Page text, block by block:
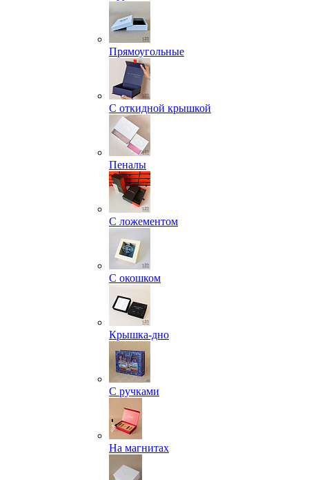
Прямоугольные
С откидной крышкой
Пеналы
С ложементом
С окошком
Крышка-дно
С ручками
На магнитах